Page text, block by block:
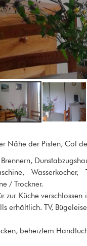
Nähe der Pisten, Col
/ Trockner.
zur Küche
erhältlich. TV,
beheiztem